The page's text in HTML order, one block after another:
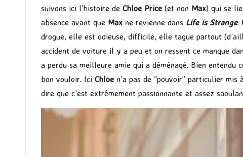
suivons ici l’histoire de Chloe Price (et non Max) qui se
absence avant que Max ne revienne dans Life is Strange.
drogue, elle est odieuse, difficile, elle tague partout
accident de voiture il y a peu et on ressent ce manque
a perdu sa meilleure amie qui a déménagé. Bien entendu
bon vouloir. Ici Chloe n’a pas de “pouvoir” particulier
dire que c’est extrêmement passionnante et assez